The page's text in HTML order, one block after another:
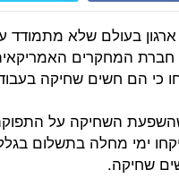
בעולם שלא
כי הם חשים שחיקה
השחיקה על התפוקה
שחיקה.